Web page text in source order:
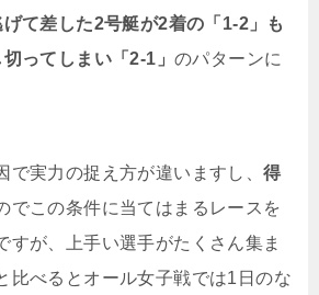
て差した2号艇が2着の「1-2」も
ってしまい「2-1」 のパターンに
で実力の捉え方が違いますし、得
でこの条件に当てはまるレースを
すが、上手い選手がたくさん集ま
比べるとオール女子戦では1日のな